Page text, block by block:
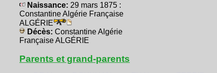
Naissance: 29 mars 1875 :
Constantine Algérie Française
ALGÉRIE
Décès: Constantine Algérie
Française ALGÉRIE
Parents et grand-parents